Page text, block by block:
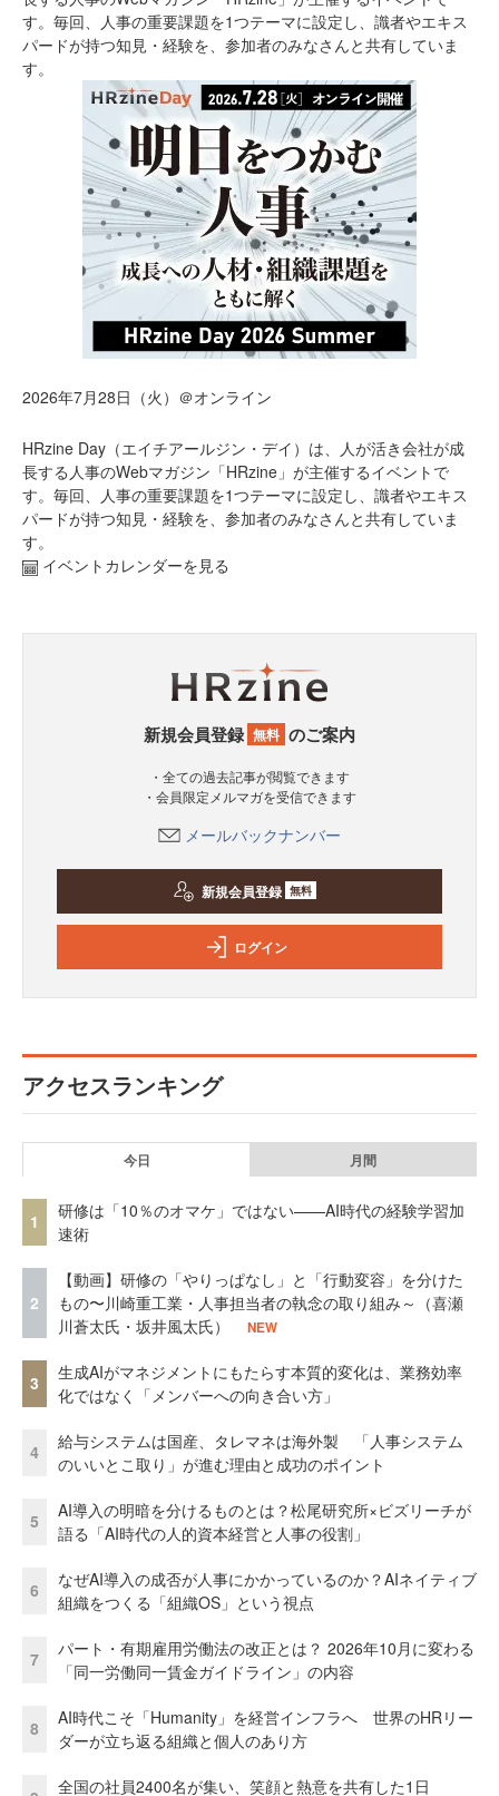
す。毎回、人事の重要課題を1つテーマに設定し、識者やエキス
パードが持つ知見・経験を、参加者のみなさんと共有していま
す。
2026年7月28日（火）＠オンライン
HRzine Day（エイチアールジン・デイ）は、人が活き会社が成
長する人事のWebマガジン「HRzine」が主催するイベントで
す。毎回、人事の重要課題を1つテーマに設定し、識者やエキス
パードが持つ知見・経験を、参加者のみなさんと共有していま
す。
イベントカレンダーを見る
新規会員登録 無料 のご案内
・全ての過去記事が閲覧できます
・会員限定メルマガを受信できます
メールバックナンバー
新規会員登録 無料
ログイン
アクセスランキング
今日 月間
1
研修は「10％のオマケ」ではない——AI時代の経験学習加
速術
2
【動画】研修の「やりっぱなし」と「行動変容」を分けた
もの〜川崎重工業・人事担当者の執念の取り組み～（喜瀬
川蒼太氏・坂井風太氏）
NEW
3
生成AIがマネジメントにもたらす本質的変化は、業務効率
化ではなく「メンバーへの向き合い方」
4
給与システムは国産、タレマネは海外製 「人事システム
のいいとこ取り」が進む理由と成功のポイント
5
AI導入の明暗を分けるものとは？松尾研究所×ビズリーチが
語る「AI時代の人的資本経営と人事の役割」
6
なぜAI導入の成否が人事にかかっているのか？AIネイティブ
組織をつくる「組織OS」という視点
7
パート・有期雇用労働法の改正とは？ 2026年10月に変わる
「同一労働同一賃金ガイドライン」の内容
8
AI時代こそ「Humanity」を経営インフラへ 世界のHRリー
ダーが立ち返る組織と個人のあり方
全国の社員2400名が集い、笑顔と熱意を共有した1日